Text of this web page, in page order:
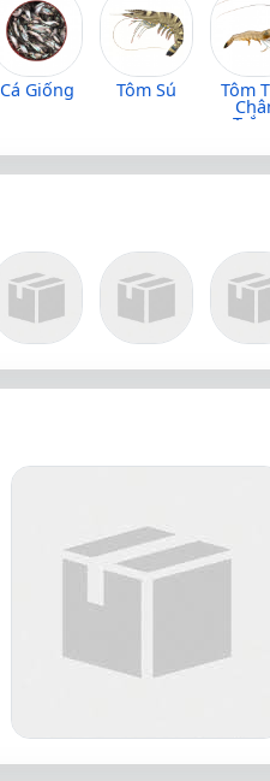
Cá Giống Tôm Sú Tôm
Trắng